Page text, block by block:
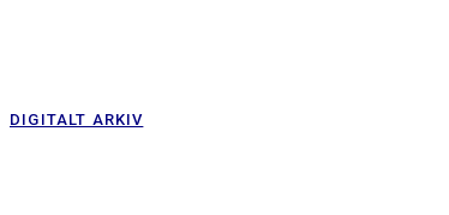
DIGITALT ARKIV